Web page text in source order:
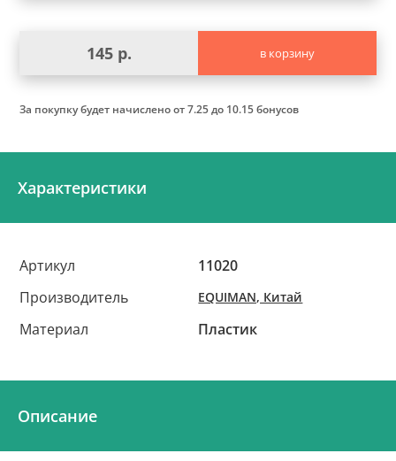
145 р. в корзину
За покупку будет начисленоот 7.25 до 10.15 бонусов
Характеристики
Артикул
11020
Производитель
EQUIMAN, Китай
Материал Пластик
Описание